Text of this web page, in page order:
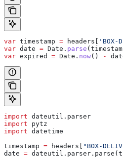
var timestamp = headers 'BOX-
var date = Date . parse (
var expired = Date . now() -
import dateutil.parser
import pytz
import datetime
timestamp = headers[ "BOX-
date =